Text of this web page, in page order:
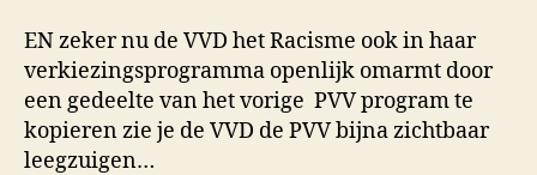
EN zeker nu de VVD het Racisme ook in haar
verkiezingsprogramma openlijk omarmt door
een gedeelte van het vorige PVV program te
kopieren zie je de VVD de PVV bijna zichtbaar
leegzuigen…